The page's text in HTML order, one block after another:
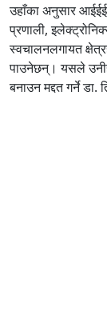
उहाँका अनुसार
प्रणाली,
स्वचालनलगायत
पाउनेछन्। यसले
बनाउन मद्दत गर्ने